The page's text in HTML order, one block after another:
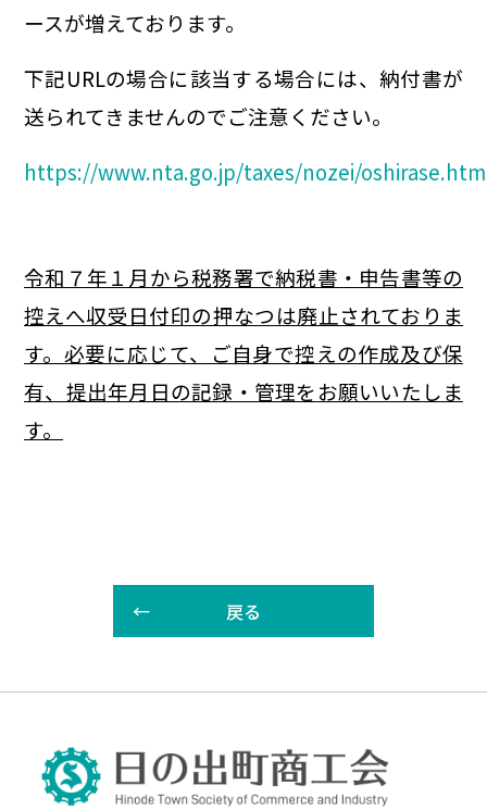
ースが増えております。
下記URLの場合に該当する場合には、納付書が
送られてきませんのでご注意ください。
https://www.nta.go.jp/taxes/nozei/oshirase.htm
令和７年１月から税務署で納税書・申告書等の
控えへ収受日付印の押なつは廃止されておりま
す。必要に応じて、ご自身で控えの作成及び保
有、提出年月日の記録・管理をお願いいたしま
す。
戻る